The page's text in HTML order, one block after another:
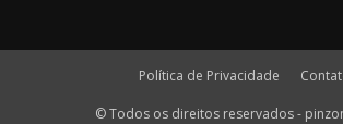
Política de Privacidade
© Todos os direitos reservados -